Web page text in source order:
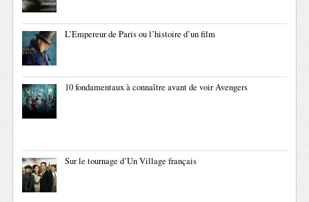
L’Empereur de Paris ou l’histoire d’un film
10 fondamentaux à connaître avant de voir Avengers
Sur le tournage d’Un Village français